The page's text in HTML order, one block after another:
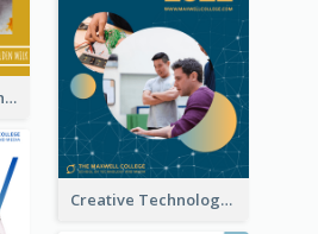
8 Benefits Of Golden Milk Booklet
Creative Technology College Prospectus